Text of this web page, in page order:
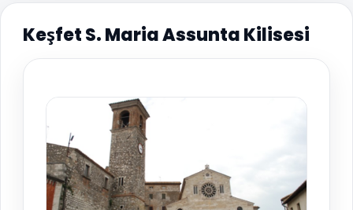
Keşfet S. Maria Assunta Kilisesi